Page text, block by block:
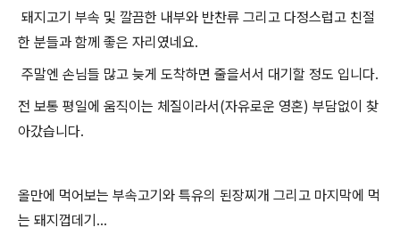
돼지고기 부속 및 깔끔한 내부와 반찬류 그리고 다정스럽고 친절
한 분들과 함께 좋은 자리였네요.
주말엔 손님들 많고 늦게 도착하면 줄을서서 대기할 정도 입니다.
전 보통 평일에 움직이는 체질이라서(자유로운 영혼) 부담없이 찾
아갔습니다.
올만에 먹어보는 부속고기와 특유의 된장찌개 그리고 마지막에 먹
는 돼지껍데기...